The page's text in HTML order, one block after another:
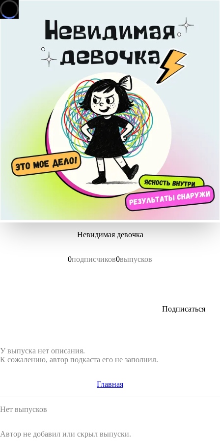
Невидимая девочка
0подписчиков0выпусков
Подписаться
У выпуска нет описания.
К сожалению, автор подкаста его не заполнил.
Главная
Нет выпусков
Автор не добавил или скрыл выпуски.